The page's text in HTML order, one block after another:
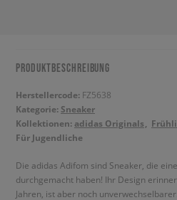
PRODUKTBESCHREIBUNG
Herstellercode: FZ5638
Kategorie: Sneaker
Kollektionen: adidas Originals
Für Jugendliche
Die adidas Adifom sind Sneaker, die
durchgemacht haben! Ihr Design
Jahren, ist aber noch